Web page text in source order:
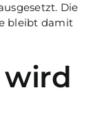
Die
bleibt damit
wird